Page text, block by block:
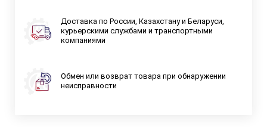
Доставка по России, Казахстану и Беларуси,
курьерскими службами и транспортными
компаниями
Обмен или возврат товара при обнаружении
неисправности